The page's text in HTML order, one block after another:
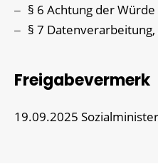
§ 6 Achtung der
§ 7
Freigabevermerk
19.09.2025